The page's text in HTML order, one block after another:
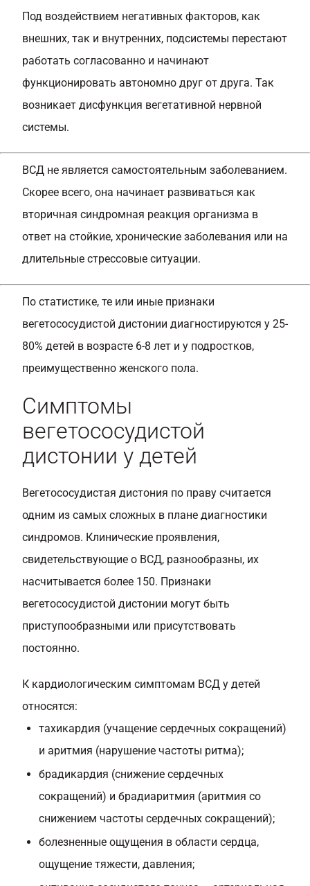
Под воздействием негативных факторов, как
внешних, так и внутренних, подсистемы перестают
работать согласованно и начинают
функционировать автономно друг от друга. Так
возникает дисфункция вегетативной нервной
системы.
ВСД не является самостоятельным заболеванием.
Скорее всего, она начинает развиваться как
вторичная синдромная реакция организма в
ответ на стойкие, хронические заболевания или на
длительные стрессовые ситуации.
По статистике, те или иные признаки
вегетососудистой дистонии диагностируются у 25-
80% детей в возрасте 6-8 лет и у подростков,
преимущественно женского пола.
Симптомы
вегетососудистой
дистонии у детей
Вегетососудистая дистония по праву считается
одним из самых сложных в плане диагностики
синдромов. Клинические проявления,
свидетельствующие о ВСД, разнообразны, их
насчитывается более 150. Признаки
вегетососудистой дистонии могут быть
приступообразными или присутствовать
постоянно.
К кардиологическим симптомам ВСД у детей
относятся:
тахикардия (учащение сердечных сокращений)
и аритмия (нарушение частоты ритма);
брадикардия (снижение сердечных
сокращений) и брадиаритмия (аритмия со
снижением частоты сердечных сокращений);
болезненные ощущения в области сердца,
ощущение тяжести, давления;